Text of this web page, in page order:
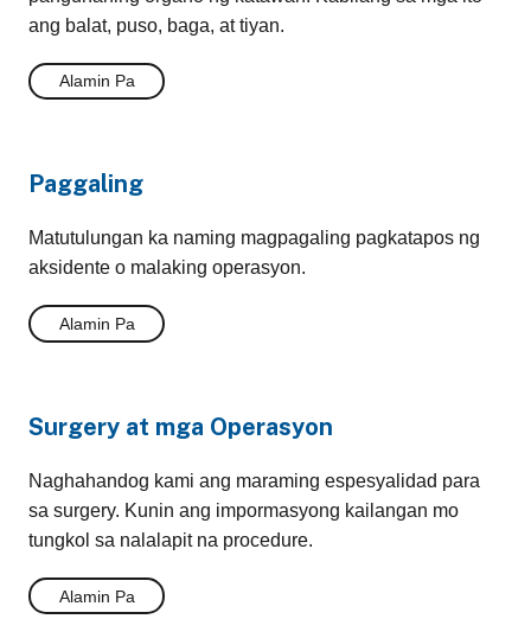
ang balat, puso, baga, at tiyan.
Alamin Pa
Paggaling
Matutulungan ka naming magpagaling pagkatapos ng
aksidente o malaking operasyon.
Alamin Pa
Surgery at mga Operasyon
Naghahandog kami ang maraming espesyalidad para
sa surgery. Kunin ang impormasyong kailangan mo
tungkol sa nalalapit na procedure.
Alamin Pa